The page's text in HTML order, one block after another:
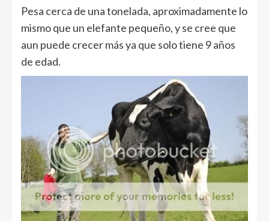
Pesa cerca de una tonelada, aproximadamente lo
mismo que un elefante pequeño, y se cree que
aun puede crecer más ya que solo tiene 9 años
de edad.